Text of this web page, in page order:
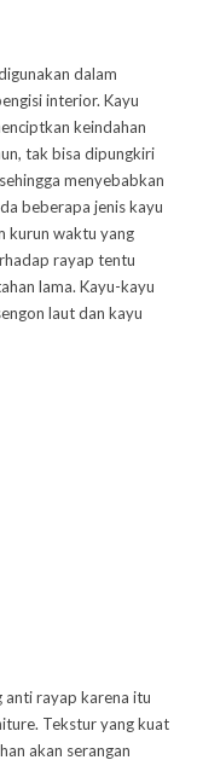
dalam
interior. Kayu
keindahan
tak bisa dipungkiri
menyebabkan
beberapa jenis kayu
kurun waktu yang
rayap tentu
lama. Kayu-kayu
laut dan kayu
anti rayap karena itu
Tekstur yang kuat
akan serangan